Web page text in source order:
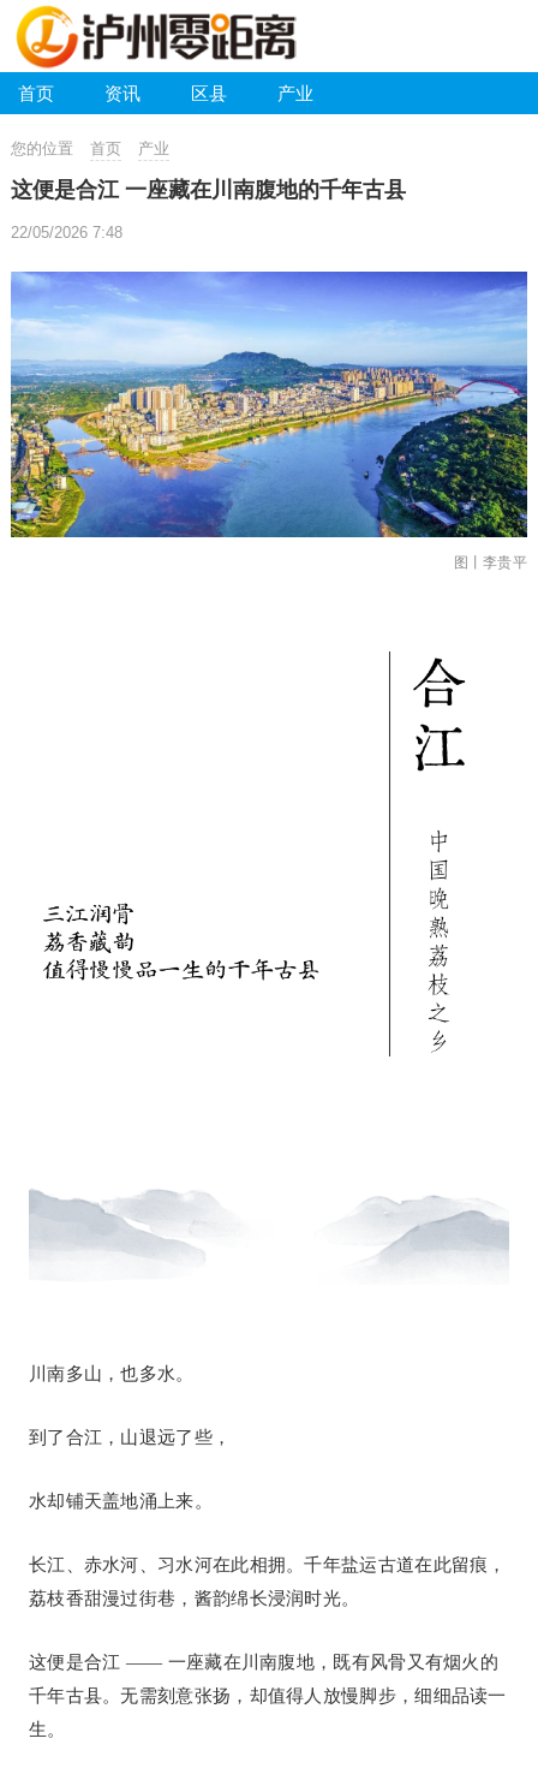
首页 资讯 区县 产业
您的位置 首页 产业
这便是合江 一座藏在川南腹地的千年古县
22/05/2026 7:48
图丨李贵平
川南多山，也多水。
到了合江，山退远了些，
水却铺天盖地涌上来。
长江、赤水河、习水河在此相拥。千年盐运古道在此留痕，
荔枝香甜漫过街巷，酱韵绵长浸润时光。
这便是合江 —— 一座藏在川南腹地，既有风骨又有烟火的
千年古县。无需刻意张扬，却值得人放慢脚步，细细品读一
生。